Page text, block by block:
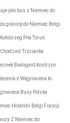
jaki bus z Niemiec do
granicę do Niemiec Belgi
Piła Toruń
Trzcianka
Białogard Kostrzyn
z Wągrowieca to
Busy Polska
Holandii Belgi Francji
Z Niemiec do